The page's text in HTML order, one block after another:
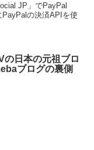
JP」でPayPal
の決済APIを使
の日本の元祖ブロ
ブログの裏側